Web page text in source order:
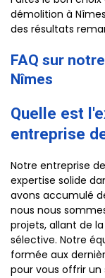
démolition à
des résultats
FAQ sur
Nîmes
Quelle est
entreprise
Notre entreprise
expertise solide
avons accumulé
nous nous
projets, allant de
sélective. Notre
formée aux
pour vous offrir un